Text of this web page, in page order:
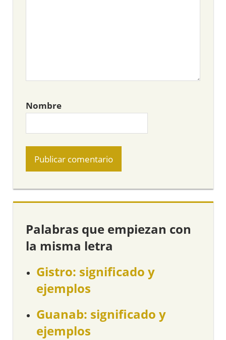
Nombre
Palabras que empiezan con
la misma letra
Gistro: significado y
ejemplos
Guanab: significado y
ejemplos